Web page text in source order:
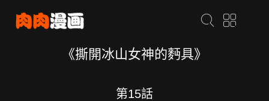
《撕開冰山女神的麪具》
第15話